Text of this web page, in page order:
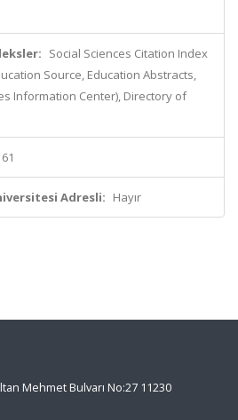
Social Sciences Citation Index
Source, Education Abstracts,
Information Center), Directory of
Adresli: Hayır
Mehmet Bulvarı No:27 11230